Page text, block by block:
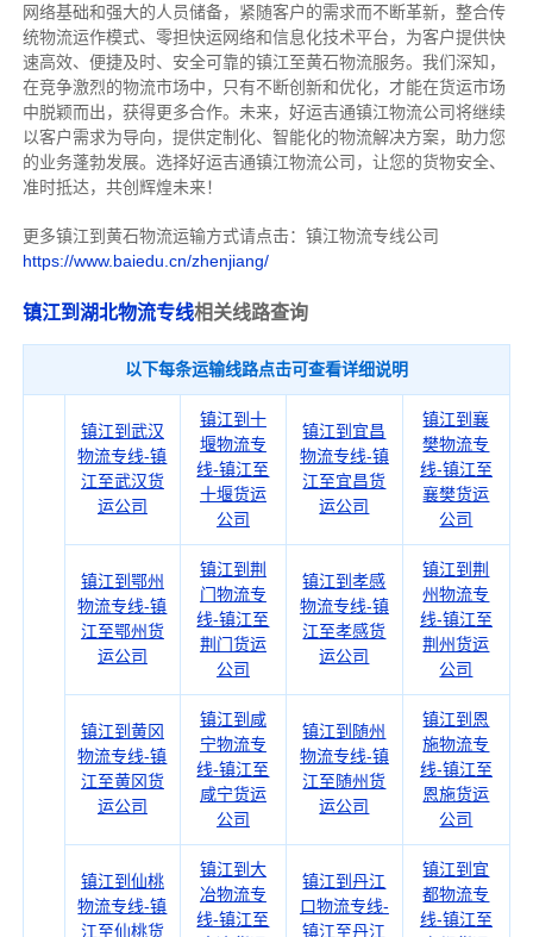
网络基础和强大的人员储备，紧随客户的需求而不断革新，整合传
统物流运作模式、零担快运网络和信息化技术平台，为客户提供快
速高效、便捷及时、安全可靠的镇江至黄石物流服务。 我们深知，
在竞争激烈的物流市场中，只有不断创新和优化，才能在货运市场
中脱颖而出，获得更多合作。 未来，好运吉通镇江物流公司将继续
以客户需求为导向，提供定制化、智能化的物流解决方案，助力您
的业务蓬勃发展。选择好运吉通镇江物流公司，让您的货物安全、
准时抵达，共创辉煌未来！
更多镇江到黄石物流运输方式请点击：镇江物流专线公司
https://www.baiedu.cn/zhenjiang/
镇江到湖北物流专线相关线路查询
以下每条运输线路点击可查看详细说明
镇江到武汉
物流专线-镇
江至武汉货
运公司
镇江到十
堰物流专
线-镇江至
十堰货运
公司
镇江到宜昌
物流专线-镇
江至宜昌货
运公司
镇江到襄
樊物流专
线-镇江至
襄樊货运
公司
镇江到鄂州
物流专线-镇
江至鄂州货
运公司
镇江到荆
门物流专
线-镇江至
荆门货运
公司
镇江到孝感
物流专线-镇
江至孝感货
运公司
镇江到荆
州物流专
线-镇江至
荆州货运
公司
镇江到黄冈
物流专线-镇
江至黄冈货
运公司
镇江到咸
宁物流专
线-镇江至
咸宁货运
公司
镇江到随州
物流专线-镇
江至随州货
运公司
镇江到恩
施物流专
线-镇江至
恩施货运
公司
镇江到仙桃
物流专线-镇
江至仙桃货
镇江到大
冶物流专
线-镇江至
镇江到丹江
口物流专线-
镇江至丹江
镇江到宜
都物流专
线-镇江至